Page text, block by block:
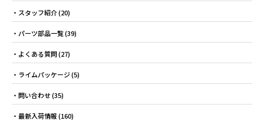
スタッフ紹介(20)
パーツ部品一覧(39)
よくある質問(27)
ライムパッケージ(5)
問い合わせ(35)
最新入荷情報(160)